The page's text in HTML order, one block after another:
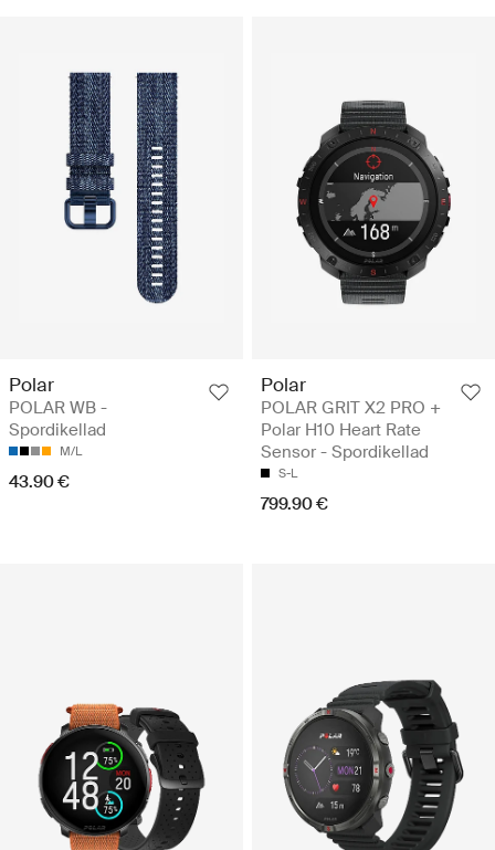
Polar
POLAR WB -
Spordikellad
M/L
43.90 €
Polar
POLAR GRIT X2 PRO +
Polar H10 Heart Rate
Sensor - Spordikellad
S-L
799.90 €